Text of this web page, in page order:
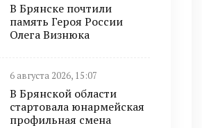
В Брянске почтили
память Героя России
Олега Визнюка
6 августа 2026, 15:07
В Брянской области
стартовала юнармейская
профильная смена